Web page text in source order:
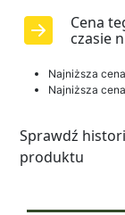
Cena
czasie
Najniższa
Najniższa
Sprawdź
produktu